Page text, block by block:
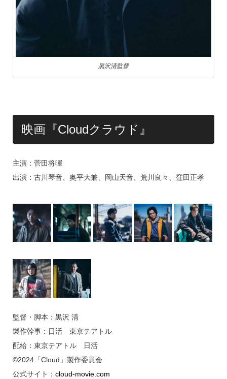
黒沢清監督
映画『Cloudクラウド』
主演：菅田将暉
出演：古川琴音、奥平大兼、岡山天音、荒川良々、窪田正孝
監督・脚本：黒沢 清
製作幹事：日活 東京テアトル
配給：東京テアトル 日活
©2024「Cloud」製作委員会
公式サイト： cloud-movie.com